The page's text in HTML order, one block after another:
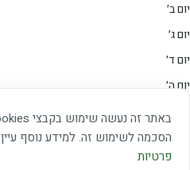
הסכמה לשימוש זה. למידע נוסף עיין
פרטיות
יום ב׳
יום ג׳
יום ד׳
יום ה׳
שבת